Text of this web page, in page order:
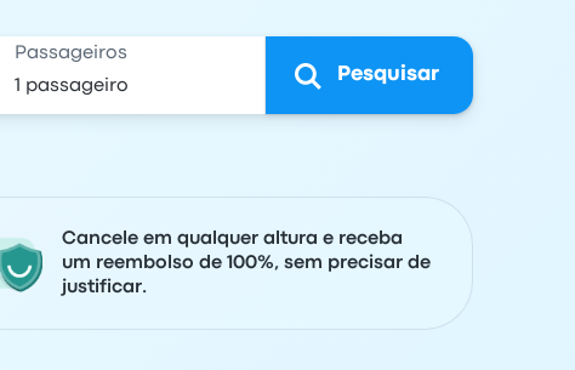
Passageiros
Pesquisar
Cancele em qualquer altura e receba
um reembolso de 100%, sem precisar de
justificar.